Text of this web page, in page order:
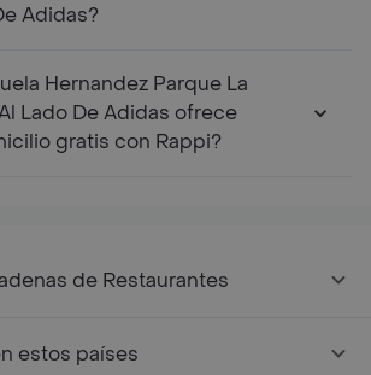
Adidas?
Hernandez Parque La
Lado De Adidas ofrece
gratis con Rappi?
de Restaurantes
estos países